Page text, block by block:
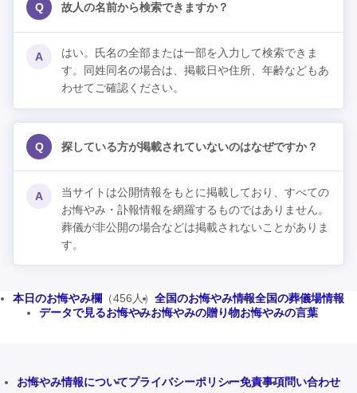
Q 故人の名前から検索できますか？
A
はい。氏名の全部または一部を入力して検索できま
す。同姓同名の場合は、掲載日や住所、年齢などもあ
わせてご確認ください。
Q 探している方が掲載されていないのはなぜですか？
A
当サイトは公開情報をもとに掲載しており、すべての
お悔やみ・訃報情報を網羅するものではありません。
葬儀が非公開の場合などは掲載されないことがありま
す。
本日のお悔やみ欄 （456人） 全国のお悔やみ情報全国の葬儀場情報
データで見るお悔やみお悔やみの贈り物お悔やみの言葉
お悔やみ情報についてプライバシーポリシー免責事項問い合わせ